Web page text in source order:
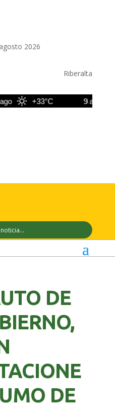
2026
Riberalta
+33°C 9 ago
DE
DE